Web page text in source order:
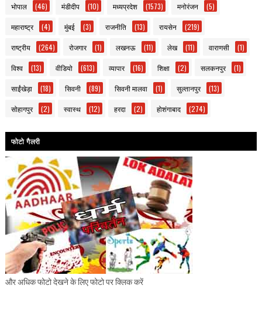
भोपाल (46) मंडीदीप (10) मध्यप्रदेश (1573) मनोरंजन (5)
महाराष्ट्र (4) मुंबई (3) राजनीति (13) रायसेन (219)
राष्ट्रीय (264) रोजगार (1) लखनऊ (11) लेख (11) वाराणसी (1)
विश्व (13) वीडियो (613) व्यापार (16) शिक्षा (2) सलकनपुर (1)
साईंखेड़ा (18) सिवनी (89) सिवनी मालवा (1) सुल्तानपुर (13)
सोहागपुर (2) स्वास्थ (12) हरदा (2) होशंगाबाद (274)
फोटो गैलरी
और अधिक फोटो देखने के लिए फोटो पर क्लिक करें